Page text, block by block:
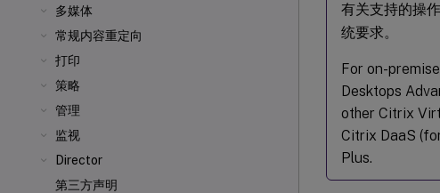
多媒体
常规内容重定向
打印
策略
管理
监视
Director
第三方声明
有关支持的操
统要求。
For on-
Desktops
other Citrix
Citrix DaaS
Plus.